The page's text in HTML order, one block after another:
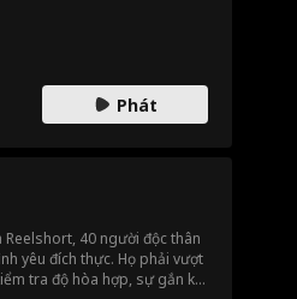
Phát
40 người độc thân
yêu đích thực. Họ phải vượt
tra độ hòa hợp, sự gắn kết